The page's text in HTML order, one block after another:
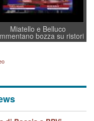
Miatello e Belluco
bozza su ristori
BPVi e Veneto Banca